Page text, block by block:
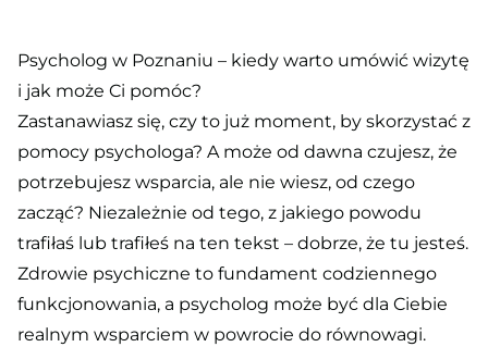
Psycholog w Poznaniu – kiedy warto umówić wizytę
i jak może Ci pomóc?
Zastanawiasz się, czy to już moment, by skorzystać z
pomocy psychologa? A może od dawna czujesz, że
potrzebujesz wsparcia, ale nie wiesz, od czego
zacząć? Niezależnie od tego, z jakiego powodu
trafiłaś lub trafiłeś na ten tekst – dobrze, że tu jesteś.
Zdrowie psychiczne to fundament codziennego
funkcjonowania, a psycholog może być dla Ciebie
realnym wsparciem w powrocie do równowagi.